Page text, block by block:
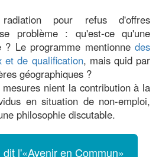
pour refus d'offres
problème : qu'est-ce qu'une
? Le programme mentionne des
et de qualification, mais quid par
géographiques ?
nient la contribution à la
en situation de non-emploi,
philosophie discutable.
dit l'«Avenir en Commun»